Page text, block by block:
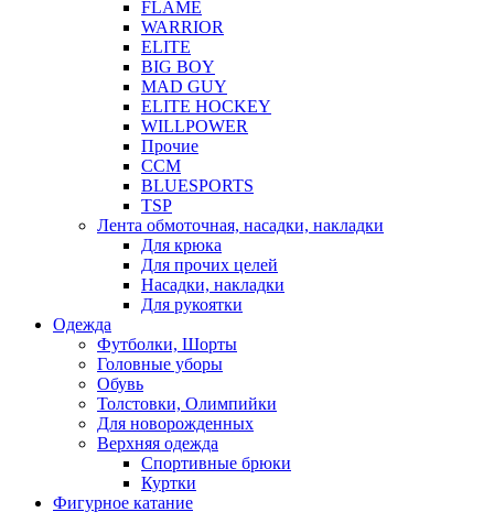
FLAME
WARRIOR
ELITE
BIG BOY
MAD GUY
ELITE HOCKEY
WILLPOWER
Прочие
CCM
BLUESPORTS
TSP
Лента обмоточная, насадки, накладки
Для крюка
Для прочих целей
Насадки, накладки
Для рукоятки
Одежда
Футболки, Шорты
Головные уборы
Обувь
Толстовки, Олимпийки
Для новорожденных
Верхняя одежда
Спортивные брюки
Куртки
Фигурное катание